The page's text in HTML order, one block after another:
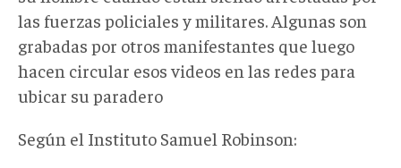
las fuerzas policiales y militares. Algunas son
grabadas por otros manifestantes que luego
hacen circular esos videos en las redes para
ubicar su paradero
Según el Instituto Samuel Robinson: